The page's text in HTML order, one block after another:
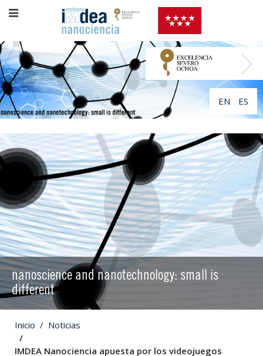
EN ES
nanoscience and nanotechnology: small is
different
Inicio Noticias
IMDEA Nanociencia apuesta por los videojuegos